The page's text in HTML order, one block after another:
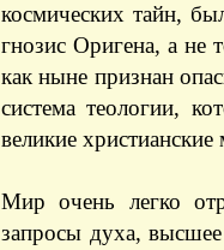
космических тайн,
гнозис Оригена, а не
как ныне признан
система теологии,
великие
Мир очень легко
запросы духа,